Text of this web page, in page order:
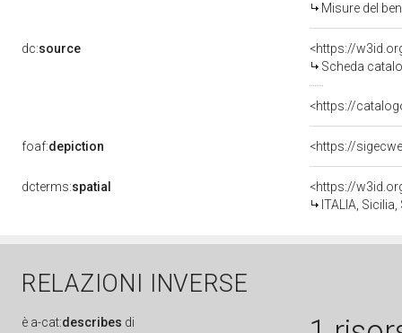
Misure del
dc:source
<https://
Scheda
<https://
foaf:depiction <https://
dcterms:spatial
<https://
ITALIA,
RELAZIONI INVERSE
è a-cat:describes di